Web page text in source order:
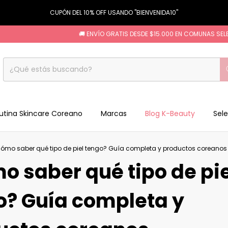
CUPÓN DEL 10% OFF USANDO "BIENVENIDA10"
🚚 ENVÍO GRATIS DESDE $15.000 EN COMUNAS
Skincare Coreano Marcas Blog K-Beauty
saber qué tipo de piel tengo? Guía completa y productos
saber qué tipo de
Guía completa y